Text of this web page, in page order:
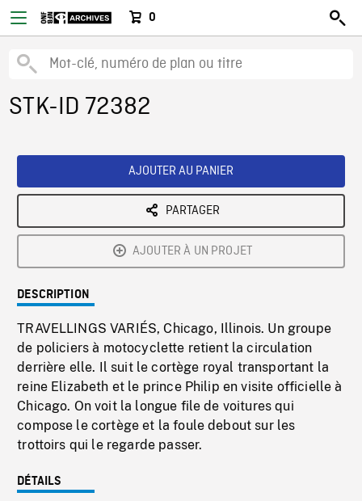
0
STK-ID 72382
AJOUTER AU PANIER
PARTAGER
AJOUTER À UN PROJET
DESCRIPTION
TRAVELLINGS VARIÉS, Chicago, Illinois. Un groupe
de policiers à motocyclette retient la circulation
derrière elle. Il suit le cortège royal transportant la
reine Elizabeth et le prince Philip en visite officielle à
Chicago. On voit la longue file de voitures qui
compose le cortège et la foule debout sur les
trottoirs qui le regarde passer.
DÉTAILS